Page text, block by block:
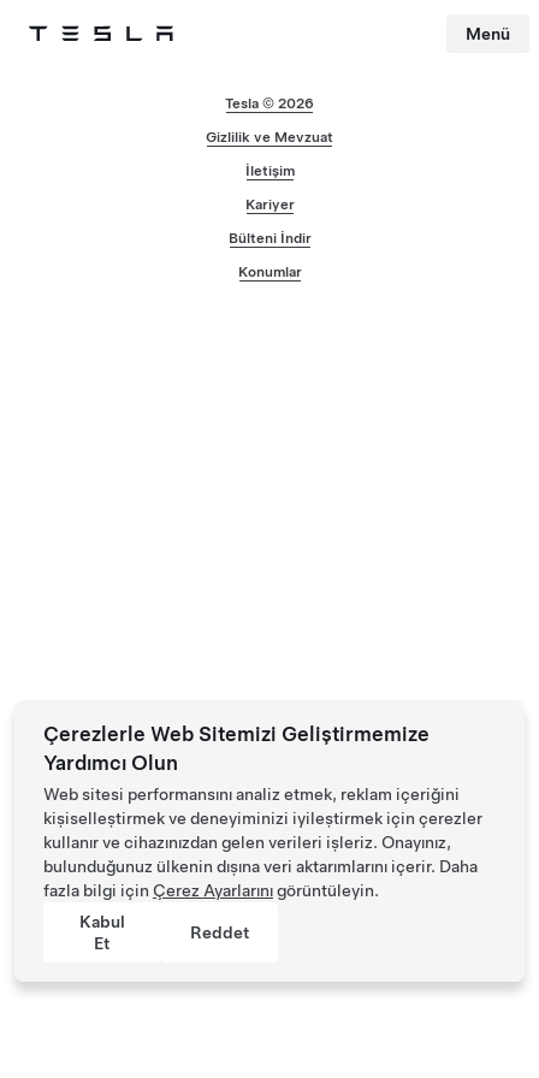
Tesla Menü
Tesla © 2026
Gizlilik ve Mevzuat
İletişim
Kariyer
Bülteni İndir
Konumlar
Çerezlerle Web Sitemizi Geliştirmemize
Yardımcı Olun
Web sitesi performansını analiz etmek, reklam içeriğini
kişiselleştirmek ve deneyiminizi iyileştirmek için çerezler
kullanır ve cihazınızdan gelen verileri işleriz. Onayınız,
bulunduğunuz ülkenin dışına veri aktarımlarını içerir. Daha
fazla bilgi için Çerez Ayarlarınıgörüntüleyin.
Kabul
Et
Reddet